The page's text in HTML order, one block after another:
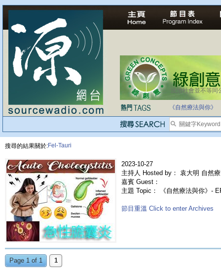
法治社會並不等同
《自然療法與你》
搜尋的結果關於:Fel-Tauri
2023-10-27
主持人 Hosted by： 袁大明 自然
嘉賓 Guest：
主題 Topic： 《自然療法與你》-
節目重溫 Click to enter Archives
Page 1 of 1 1